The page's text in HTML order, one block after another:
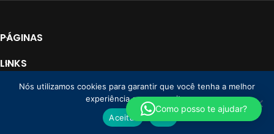
PÁGINAS
LINKS
PAGAMENTO
Loja Donna CNPJ: 35.766.478/0001-01
2025 Todos os direitos reservados. |
ByLebrun
Como posso te ajudar?
Nós utilizamos cookies para garantir que você tenha a melhor
experiência em nosso site.
Aceitar